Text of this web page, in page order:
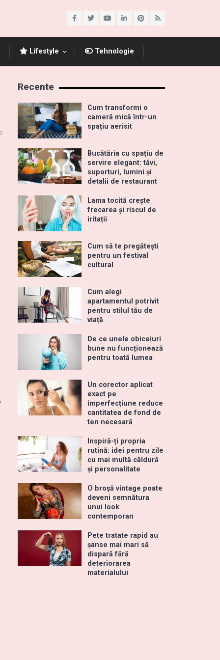
Lifestyle Tehnologie
Recente
Cum transformi o
cameră mică într-un
spațiu aerisit
Bucătăria cu spațiu de
servire elegant: tăvi,
suporturi, lumini și
detalii de restaurant
Lama tocită crește
frecarea și riscul de
iritații
Cum să te pregătești
pentru un festival
cultural
Cum alegi
apartamentul potrivit
pentru stilul tău de
viață
De ce unele obiceiuri
bune nu funcționează
pentru toată lumea
Un corector aplicat
exact pe
imperfecțiune reduce
cantitatea de fond de
ten necesară
Inspiră-ți propria
rutină: idei pentru zile
cu mai multă căldură
și personalitate
O broșă vintage poate
deveni semnătura
unui look
contemporan
Pete tratate rapid au
șanse mai mari să
dispară fără
deteriorarea
materialului